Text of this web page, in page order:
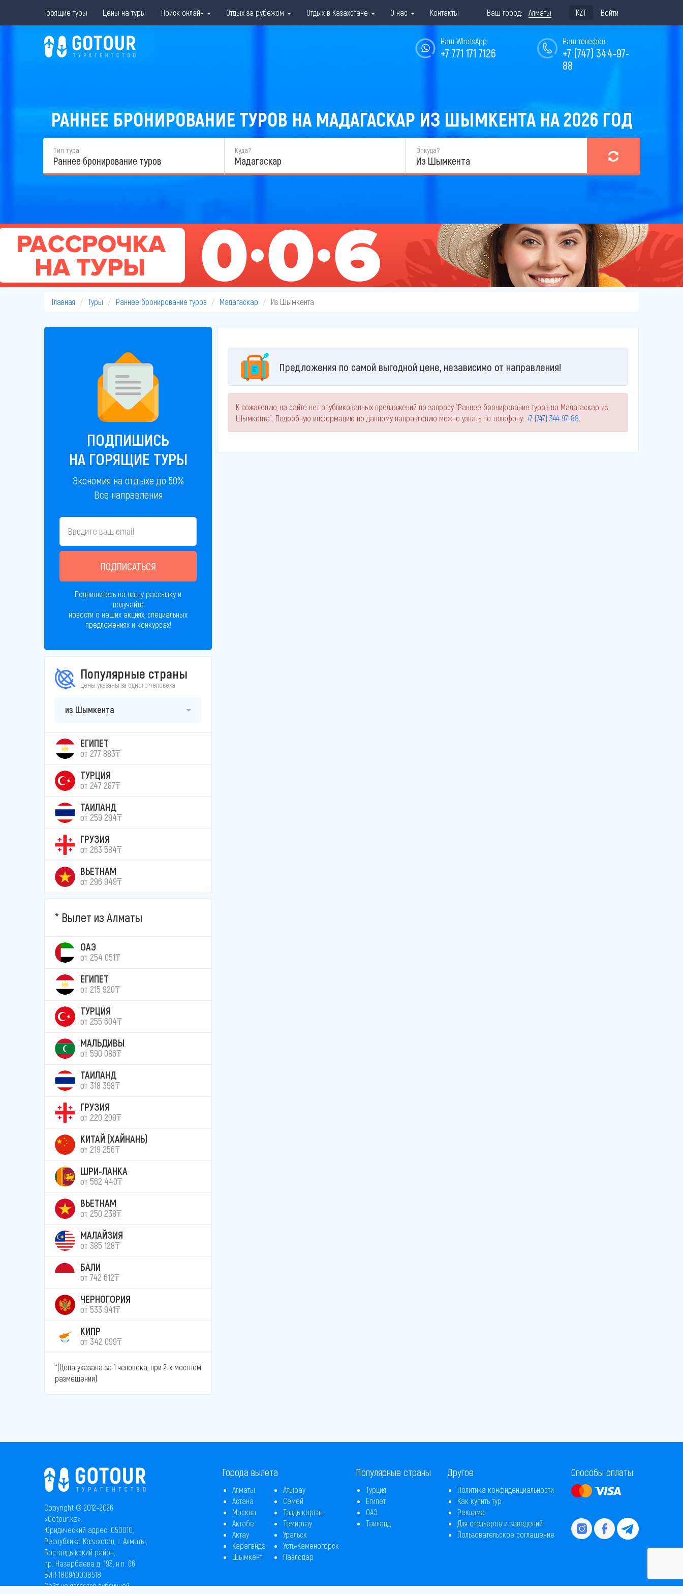
Горящие туры Цены на туры Поиск онлайн Отдых за рубежом Отдых в Казахстане О нас Контакты Ваш город: Алматы KZT Войти
Наш телефон:
+7 (747) 344-97-
88
Наш WhatsApp:
+7 771 171 7126
РАННЕЕ БРОНИРОВАНИЕ ТУРОВ НА МАДАГАСКАР ИЗ ШЫМКЕНТА НА 2026 ГОД
Тип тура:
Раннее бронирование туров
Куда?
Мадагаскар
Откуда?
Из Шымкента
Главная Туры Раннее бронирование туров Мадагаскар Из Шымкента
ПОДПИШИСЬ
НА ГОРЯЩИЕ ТУРЫ
Экономия на отдыхе до 50%
Все направления
ПОДПИСАТЬСЯ
Подпишитесь на нашу рассылку и
получайте
новости о наших акциях, специальных
предложениях и конкурсах!
Популярные страны
Цены указаны за одного человека
из Шымкента
ЕГИПЕТ
от 277 883₸
ТУРЦИЯ
от 247 287₸
ТАИЛАНД
от 259 294₸
ГРУЗИЯ
от 263 584₸
ВЬЕТНАМ
от 296 949₸
Вылет из Алматы
ОАЭ
от 254 051₸
ЕГИПЕТ
от 215 920₸
ТУРЦИЯ
от 255 604₸
МАЛЬДИВЫ
от 590 086₸
ТАИЛАНД
от 318 398₸
ГРУЗИЯ
от 220 209₸
КИТАЙ (ХАЙНАНЬ)
от 219 256₸
ШРИ-ЛАНКА
от 562 440₸
ВЬЕТНАМ
от 250 238₸
МАЛАЙЗИЯ
от 385 128₸
БАЛИ
от 742 612₸
ЧЕРНОГОРИЯ
от 533 941₸
КИПР
от 342 099₸
*(Цена указана за 1 человека, при 2-х местном
размещении)
Предложения по самой выгодной цене, независимо от направления!
К сожалению, на сайте нет опубликованных предложений по запросу "Раннее бронирование туров на Мадагаскар из
Шымкента". Подробную информацию по данному направлению можно узнать по телефону: +7 (747) 344-97-88
Copyright © 2012–2026
«Gotour.kz».
Юридический адрес: 050010,
Республика Казахстан, г. Алматы,
Бостандыкский район,
пр. Назарбаева д. 193, н.п. 66
БИН 180940008518
Сайт не является публичной
Города вылета
Алматы
Астана
Москва
Актобе
Актау
Караганда
Шымкент
Атырау
Семей
Талдыкорган
Темиртау
Уральск
Усть-Каменогорск
Павлодар
Популярные страны
Турция
Египет
ОАЭ
Таиланд
Другое
Политика конфиденциальности
Как купить тур
Реклама
Для отельеров и заведений
Пользовательское соглашение
Способы оплаты